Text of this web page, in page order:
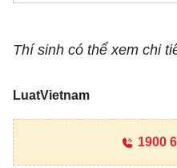
Thí sinh có thể xem chi
LuatVietnam
1900